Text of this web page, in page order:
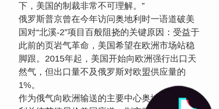
下，美国的制裁非常不可理解。”
俄罗斯普京曾在今年访问奥地利时一语道破美
国对“北溪-2”项目百般阻挠的关键原因：受益于
此前的页岩气革命，美国希望在欧洲市场站稳
脚跟。2015年起，美国开始向欧洲强行出口天
然气，但出口量不及俄罗斯对欧盟供应量的
1%。
作为俄气向欧洲输送的主要中心奥地利，奥地